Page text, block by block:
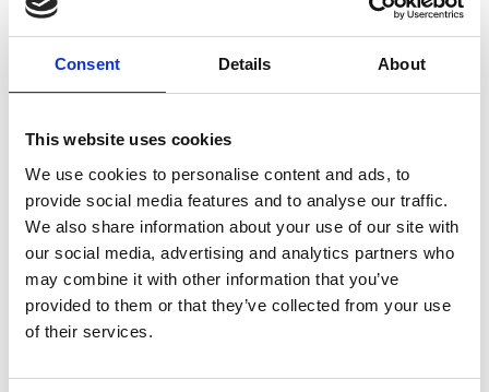
Consent Details About
This website uses cookies
We use cookies to personalise content and ads, to
provide social media features and to analyse our traffic.
We also share information about your use of our site with
our social media, advertising and analytics partners who
may combine it with other information that you’ve
provided to them or that they’ve collected from your use
of their services.
både aktivitet, variation
og komfort. Landet
samler safari,
destinationen, som
kombinerer
naturoplevelser, storbyliv
16. februar 2026
| WINSTONgolf
What a success!
WINSTONgolf
| Moby Mountain tagtelte
Moby Mountain &
HeroCamper –
stærkt dansk
outdoor-